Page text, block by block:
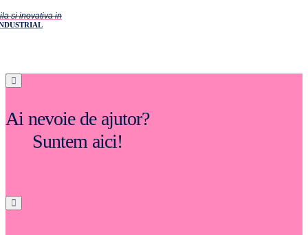
si inovativa in
Ai nevoie de ajutor?
Suntem aici!